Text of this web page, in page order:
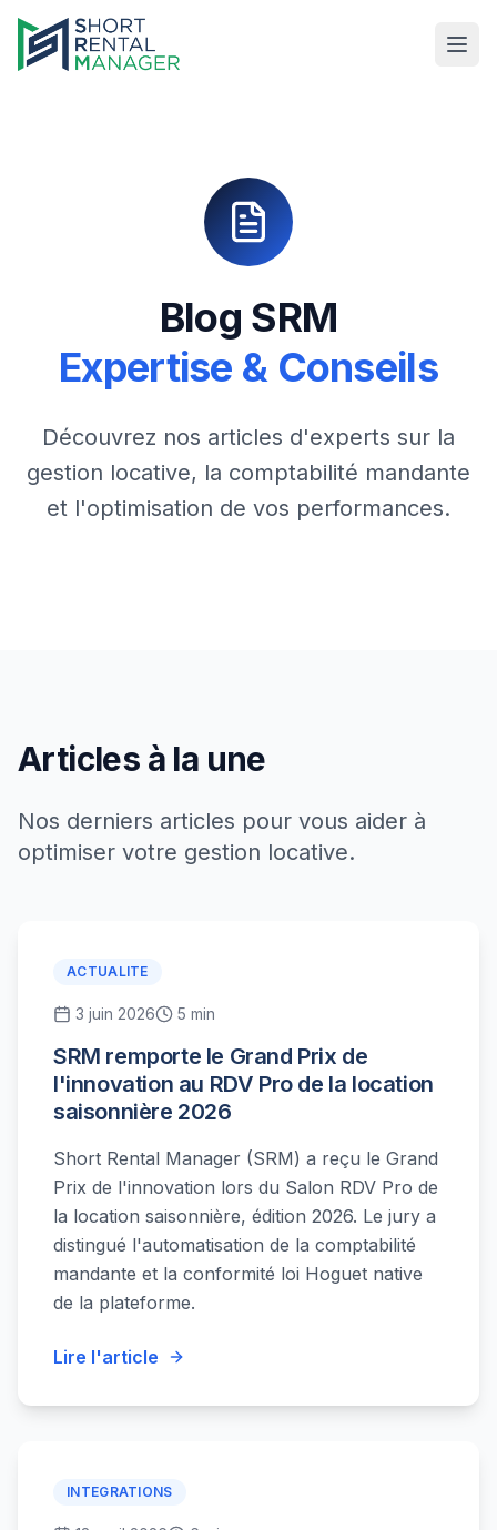
Blog SRM
Expertise & Conseils
Découvrez nos articles d'experts sur la
gestion locative, la comptabilité mandante
et l'optimisation de vos performances.
Articles à la une
Nos derniers articles pour vous aider à
optimiser votre gestion locative.
ACTUALITE
3 juin 2026 5 min
SRM remporte le Grand Prix de
l'innovation au RDV Pro de la location
saisonnière 2026
Short Rental Manager (SRM) a reçu le Grand
Prix de l'innovation lors du Salon RDV Pro de
la location saisonnière, édition 2026. Le jury a
distingué l'automatisation de la comptabilité
mandante et la conformité loi Hoguet native
de la plateforme.
Lire l'article
INTEGRATIONS